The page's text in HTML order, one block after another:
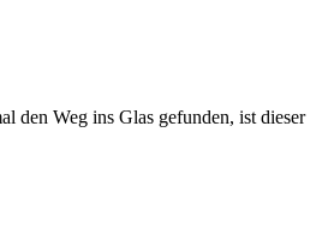
den Weg ins Glas gefunden, ist dieser